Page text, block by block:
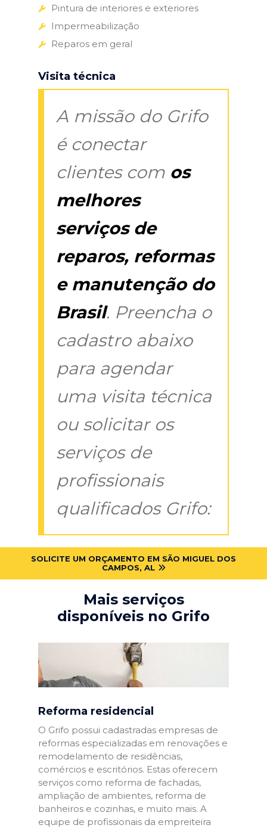
Pintura de interiores e exteriores
Impermeabilização
Reparos em geral
Visita técnica
A missão do Grifo
é conectar
clientes com os
melhores
serviços de
reparos, reformas
e manutenção do
Brasil. Preencha o
cadastro abaixo
para agendar
uma visita técnica
ou solicitar os
serviços de
profissionais
qualificados Grifo:
SOLICITE UM ORÇAMENTO EM SÃO MIGUEL DOS
CAMPOS, AL
Mais serviços
disponíveis no Grifo
Reforma residencial
O Grifo possui cadastradas empresas de
reformas especializadas em renovações e
remodelamento de residências,
comércios e escritórios. Estas oferecem
serviços como reforma de fachadas,
ampliação de ambientes, reforma de
banheiros e cozinhas, e muito mais. A
equipe de profissionais da empreiteira